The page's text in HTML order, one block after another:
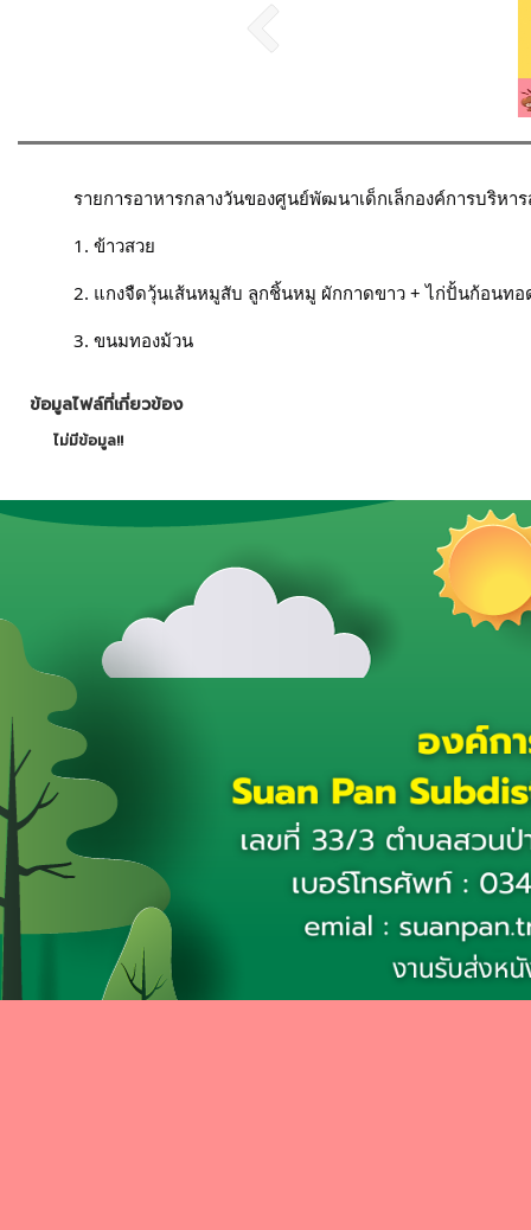
รายการอาหารกลางวันของศูนย์พัฒนาเด็กเล็กองค์การบริหา
	1. ข้าวสวย
2. แกงจืดวุ้นเส้นหมูสับ ลูกชิ้นหมู ผักกาดขาว + ไก่ปั้นก้อนทอ
	3. ขนมทองม้วน
ข้อมูลไฟล์ที่เกี่ยวข้อง
ไม่มีข้อมูล!!